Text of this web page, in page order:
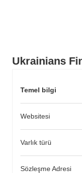
Ukrainians
Temel bilgi
Websitesi
Varlık türü
Sözleşme Adresi